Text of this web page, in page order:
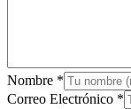
Nombre *
Correo Electrónico *